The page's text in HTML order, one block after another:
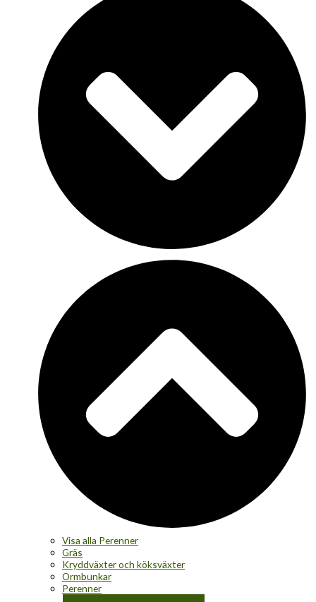
Visa alla Perenner
Gräs
Kryddväxter och köksväxter
Ormbunkar
Perenner